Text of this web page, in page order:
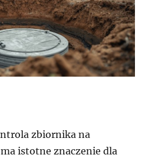
zbiornika na
istotne znaczenie dla